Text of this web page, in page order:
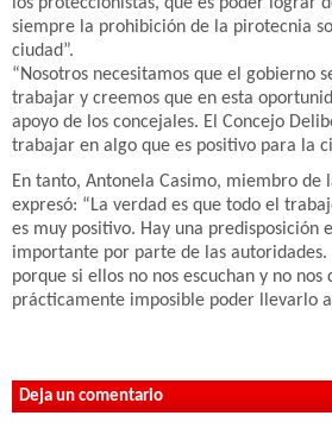
siempre la prohibición de la pirotecnia
ciudad”.
“Nosotros necesitamos que el gobierno
trabajar y creemos que en esta
apoyo de los concejales. El Concejo
trabajar en algo que es positivo para la
En tanto, Antonela Casimo, miembro de
expresó: “La verdad es que todo el
es muy positivo. Hay una predisposición
importante por parte de las autoridades.
porque si ellos no nos escuchan y no nos
prácticamente imposible poder llevarlo a
Deja un comentario